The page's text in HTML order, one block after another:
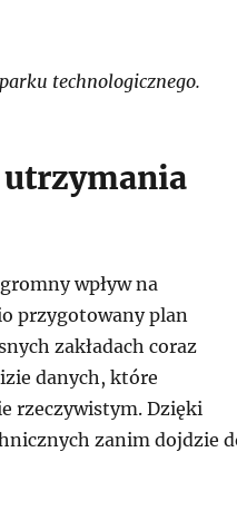
technologicznego.
utrzymania
wpływ na
przygotowany plan
zakładach coraz
danych, które
rzeczywistym. Dzięki
zanim dojdzie